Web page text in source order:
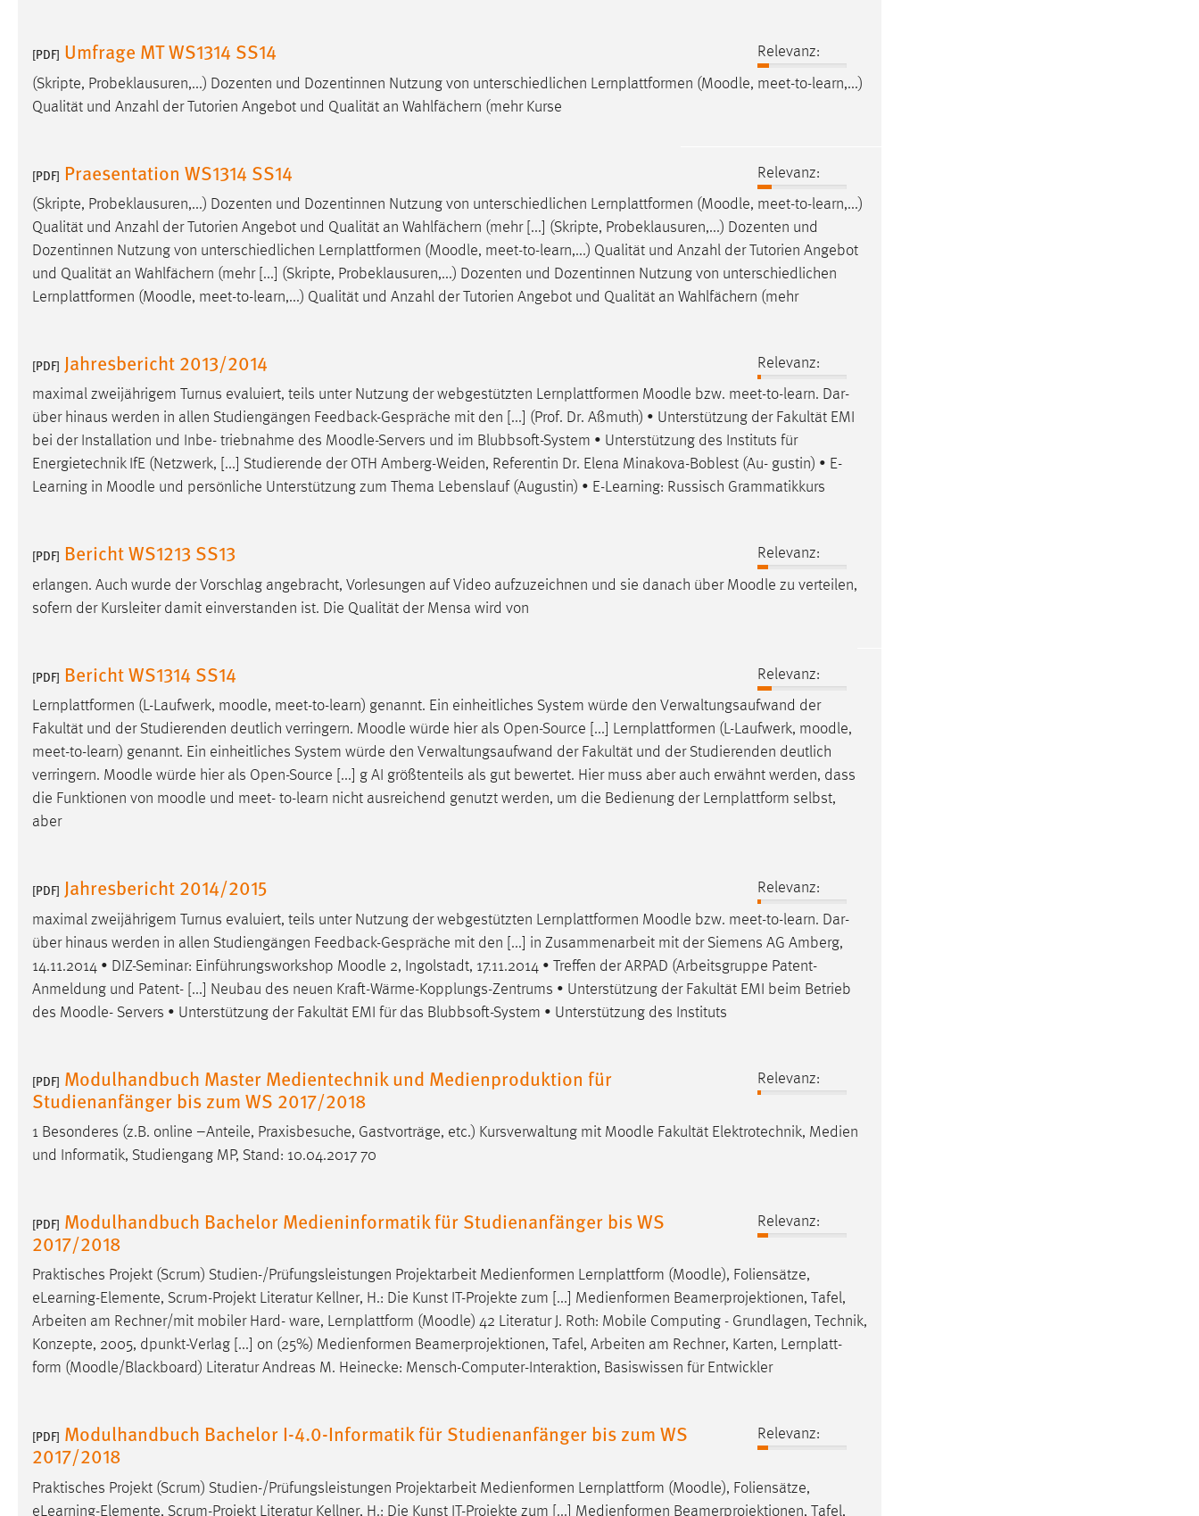
[PDF] Umfrage MT WS1314 SS14
Relevanz:
(Skripte, Probeklausuren,...) Dozenten und Dozentinnen Nutzung von unterschiedlichen Lernplattformen (Moodle, meet-to-learn,...)
Qualität und Anzahl der Tutorien Angebot und Qualität an Wahlfächern (mehr Kurse
[PDF] Praesentation WS1314 SS14
Relevanz:
(Skripte, Probeklausuren,...) Dozenten und Dozentinnen Nutzung von unterschiedlichen Lernplattformen (Moodle, meet-to-learn,...)
Qualität und Anzahl der Tutorien Angebot und Qualität an Wahlfächern (mehr [...] (Skripte, Probeklausuren,...) Dozenten und
Dozentinnen Nutzung von unterschiedlichen Lernplattformen (Moodle, meet-to-learn,...) Qualität und Anzahl der Tutorien Angebot
und Qualität an Wahlfächern (mehr [...] (Skripte, Probeklausuren,...) Dozenten und Dozentinnen Nutzung von unterschiedlichen
Lernplattformen (Moodle, meet-to-learn,...) Qualität und Anzahl der Tutorien Angebot und Qualität an Wahlfächern (mehr
[PDF] Jahresbericht 2013/2014
Relevanz:
maximal zweijährigem Turnus evaluiert, teils unter Nutzung der webgestützten Lernplattformen Moodle bzw. meet-to-learn. Dar-
über hinaus werden in allen Studiengängen Feedback-Gespräche mit den [...] (Prof. Dr. Aßmuth) • Unterstützung der Fakultät EMI
bei der Installation und Inbe- triebnahme des Moodle-Servers und im Blubbsoft-System • Unterstützung des Instituts für
Energietechnik IfE (Netzwerk, [...] Studierende der OTH Amberg-Weiden, Referentin Dr. Elena Minakova-Boblest (Au- gustin) • E-
Learning in Moodle und persönliche Unterstützung zum Thema Lebenslauf (Augustin) • E-Learning: Russisch Grammatikkurs
[PDF] Bericht WS1213 SS13
Relevanz:
erlangen. Auch wurde der Vorschlag angebracht, Vorlesungen auf Video aufzuzeichnen und sie danach über Moodle zu verteilen,
sofern der Kursleiter damit einverstanden ist. Die Qualität der Mensa wird von
[PDF] Bericht WS1314 SS14
Relevanz:
Lernplattformen (L-Laufwerk, moodle, meet-to-learn) genannt. Ein einheitliches System würde den Verwaltungsaufwand der
Fakultät und der Studierenden deutlich verringern. Moodle würde hier als Open-Source [...] Lernplattformen (L-Laufwerk, moodle,
meet-to-learn) genannt. Ein einheitliches System würde den Verwaltungsaufwand der Fakultät und der Studierenden deutlich
verringern. Moodle würde hier als Open-Source [...] g AI größtenteils als gut bewertet. Hier muss aber auch erwähnt werden, dass
die Funktionen von moodle und meet- to-learn nicht ausreichend genutzt werden, um die Bedienung der Lernplattform selbst,
aber
[PDF] Jahresbericht 2014/2015
Relevanz:
maximal zweijährigem Turnus evaluiert, teils unter Nutzung der webgestützten Lernplattformen Moodle bzw. meet-to-learn. Dar-
über hinaus werden in allen Studiengängen Feedback-Gespräche mit den [...] in Zusammenarbeit mit der Siemens AG Amberg,
14.11.2014 • DIZ-Seminar: Einführungsworkshop Moodle 2, Ingolstadt, 17.11.2014 • Treffen der ARPAD (Arbeitsgruppe Patent-
Anmeldung und Patent- [...] Neubau des neuen Kraft-Wärme-Kopplungs-Zentrums • Unterstützung der Fakultät EMI beim Betrieb
des Moodle- Servers • Unterstützung der Fakultät EMI für das Blubbsoft-System • Unterstützung des Instituts
[PDF] Modulhandbuch Master Medientechnik und Medienproduktion für
Studienanfänger bis zum WS 2017/2018
Relevanz:
1 Besonderes (z.B. online –Anteile, Praxisbesuche, Gastvorträge, etc.) Kursverwaltung mit Moodle Fakultät Elektrotechnik, Medien
und Informatik, Studiengang MP, Stand: 10.04.2017 70
[PDF] Modulhandbuch Bachelor Medieninformatik für Studienanfänger bis WS
2017/2018
Relevanz:
Praktisches Projekt (Scrum) Studien-/Prüfungsleistungen Projektarbeit Medienformen Lernplattform (Moodle), Foliensätze,
eLearning-Elemente, Scrum-Projekt Literatur Kellner, H.: Die Kunst IT-Projekte zum [...] Medienformen Beamerprojektionen, Tafel,
Arbeiten am Rechner/mit mobiler Hard- ware, Lernplattform (Moodle) 42 Literatur J. Roth: Mobile Computing - Grundlagen, Technik,
Konzepte, 2005, dpunkt-Verlag [...] on (25%) Medienformen Beamerprojektionen, Tafel, Arbeiten am Rechner, Karten, Lernplatt-
form (Moodle/Blackboard) Literatur Andreas M. Heinecke: Mensch-Computer-Interaktion, Basiswissen für Entwickler
[PDF] Modulhandbuch Bachelor I-4.0-Informatik für Studienanfänger bis zum WS
2017/2018
Relevanz:
Praktisches Projekt (Scrum) Studien-/Prüfungsleistungen Projektarbeit Medienformen Lernplattform (Moodle), Foliensätze,
eLearning-Elemente, Scrum-Projekt Literatur Kellner, H.: Die Kunst IT-Projekte zum [...] Medienformen Beamerprojektionen, Tafel,
Cookie Laufzeit: Max. 13 Monate
verwendet, um personalisierte Werbung anzuzeigen.
Sie tun dies, indem sie Besucher über Websites
hinweg verfolgen.
Google Ads
Name: _gcl_au
Zweck: Conversion-Tracking
Cookie Laufzeit: 3 Monate
Facebook Pixel
Name: _fbp
Zweck: Conversion-Tracking
Cookie Laufzeit: 3 Monate
EXTERNE MEDIEN
Plattformen anzeigen zu können, werden von diesen
externen Medien Cookies gesetzt.
YouTube